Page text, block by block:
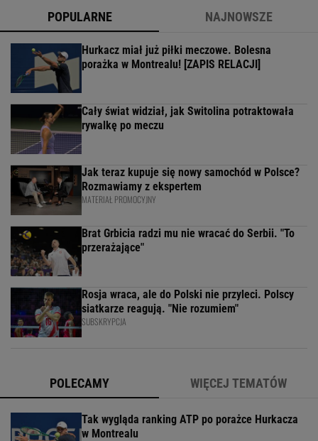
POPULARNE NAJNOWSZE
Hurkacz miał już piłki meczowe. Bolesna
porażka w Montrealu! [ZAPIS RELACJI]
Cały świat widział, jak Switolina potraktowała
rywalkę po meczu
Jak teraz kupuje się nowy samochód w Polsce?
Rozmawiamy z ekspertem
MATERIAŁ PROMOCYJNY
Brat Grbicia radzi mu nie wracać do Serbii. "To
przerażające"
Rosja wraca, ale do Polski nie przyleci. Polscy
siatkarze reagują. "Nie rozumiem"
SUBSKRYPCJA
POLECAMY WIĘCEJ TEMATÓW
Tak wygląda ranking ATP po porażce Hurkacza
w Montrealu